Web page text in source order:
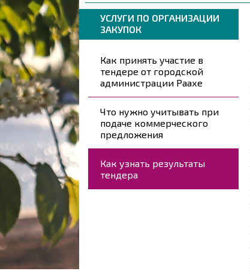
навигации
are
here:
Breadcrumbs
УСЛУГИ ПО ОРГАНИЗАЦИИ
ЗАКУПОК
Päävalikko
Как принять участие в
тендере от городской
администрации Раахе
Что нужно учитывать при
подаче коммерческого
предложения
Как узнать результаты
тендера